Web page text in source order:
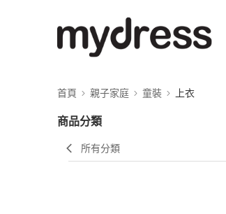
首頁 親子家庭 童裝 上衣
商品分類
所有分類